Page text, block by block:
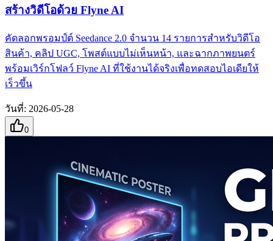
สร้างวิดีโอด้วย Flyne AI
คัดลอกพรอมป์ต์ Seedance 2.0 จำนวน 14 รายการสำหรับวิดีโอ
สินค้า, คลิป UGC, โพสต์แบบไม่เห็นหน้า, และฉากภาพยนตร์
พร้อมเวิร์กโฟลว์ Flyne AI ที่ใช้งานได้จริงเพื่อทดสอบไอเดียให้
เร็วขึ้น
วันที่: 2026-05-28
0